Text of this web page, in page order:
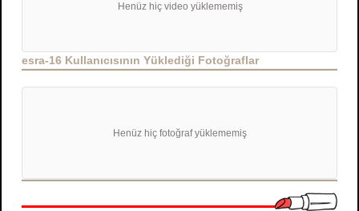
Henüz hiç video yüklememiş
esra-16 Kullanıcısının Yüklediği Fotoğraflar
Henüz hiç fotoğraf yüklememiş